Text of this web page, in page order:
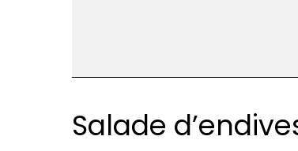
Salade